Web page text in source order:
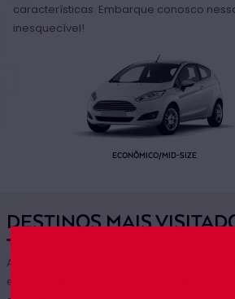
características. Embarque conosco
inesquecível!
ECONÔMICO/MID-SIZE
DESTINOS MAIS
Alugue um carro com a AVIS e aproveite a
explorar Miami, Orlando, Los Angeles e